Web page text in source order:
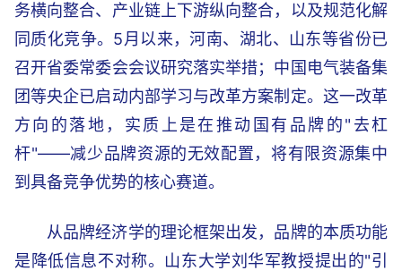
务横向整合、产业链上下游纵向整合，以及规范化解
同质化竞争。5月以来，河南、湖北、山东等省份已
召开省委常委会会议研究落实举措；中国电气装备集
团等央企已启动内部学习与改革方案制定。这一改革
方向的落地，实质上是在推动国有品牌的"去杠
杆"——减少品牌资源的无效配置，将有限资源集中
到具备竞争优势的核心赛道。
从品牌经济学的理论框架出发，品牌的本质功能
是降低信息不对称。山东大学刘华军教授提出的"引